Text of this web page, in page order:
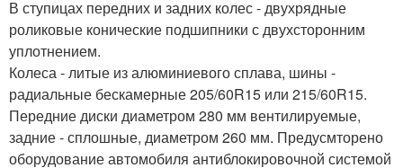
В ступицах передних и задних колес - двухрядные
роликовые конические подшипники с двухсторонним
уплотнением.
Колеса - литые из алюминиевого сплава, шины -
радиальные бескамерные 205/60R15 или 215/60R15.
Передние диски диаметром 280 мм вентилируемые,
задние - сплошные, диаметром 260 мм. Предусмторено
оборудование автомобиля антиблокировочной системой